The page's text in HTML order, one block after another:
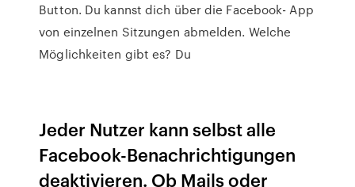
Button. Du kannst dich über die Facebook- App
von einzelnen Sitzungen abmelden. Welche
Möglichkeiten gibt es? Du
Jeder Nutzer kann selbst alle
Facebook-Benachrichtigungen
deaktivieren. Ob Mails oder